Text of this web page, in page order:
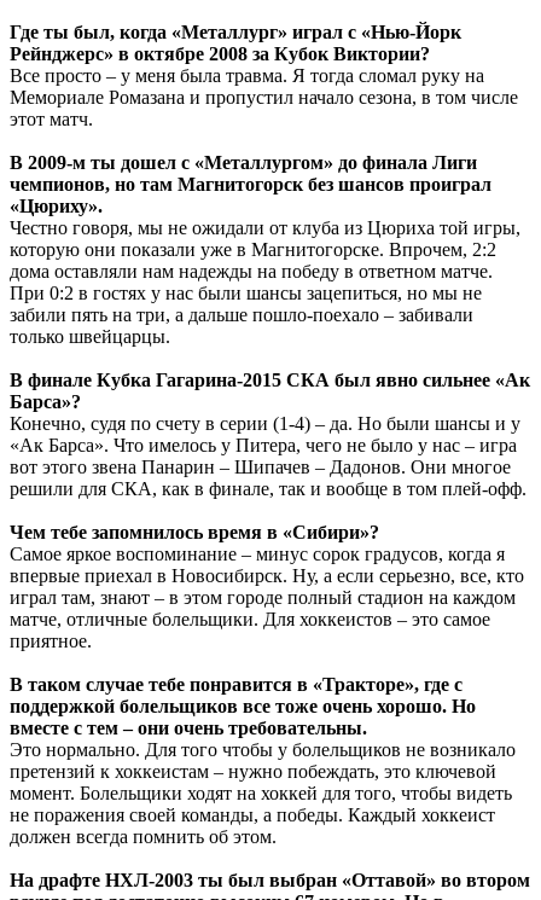
Где ты был, когда «Металлург» играл с «Нью-Йорк
Рейнджерс» в октябре 2008 за Кубок Виктории?
Все просто – у меня была травма. Я тогда сломал руку на
Мемориале Ромазана и пропустил начало сезона, в том числе
этот матч.
В 2009-м ты дошел с «Металлургом» до финала Лиги
чемпионов, но там Магнитогорск без шансов проиграл
«Цюриху».
Честно говоря, мы не ожидали от клуба из Цюриха той игры,
которую они показали уже в Магнитогорске. Впрочем, 2:2
дома оставляли нам надежды на победу в ответном матче.
При 0:2 в гостях у нас были шансы зацепиться, но мы не
забили пять на три, а дальше пошло-поехало – забивали
только швейцарцы.
В финале Кубка Гагарина-2015 СКА был явно сильнее «Ак
Барса»?
Конечно, судя по счету в серии (1-4) – да. Но были шансы и у
«Ак Барса». Что имелось у Питера, чего не было у нас – игра
вот этого звена Панарин – Шипачев – Дадонов. Они многое
решили для СКА, как в финале, так и вообще в том плей-офф.
Чем тебе запомнилось время в «Сибири»?
Самое яркое воспоминание – минус сорок градусов, когда я
впервые приехал в Новосибирск. Ну, а если серьезно, все, кто
играл там, знают – в этом городе полный стадион на каждом
матче, отличные болельщики. Для хоккеистов – это самое
приятное.
В таком случае тебе понравится в «Тракторе», где с
поддержкой болельщиков все тоже очень хорошо. Но
вместе с тем – они очень требовательны.
Это нормально. Для того чтобы у болельщиков не возникало
претензий к хоккеистам – нужно побеждать, это ключевой
момент. Болельщики ходят на хоккей для того, чтобы видеть
не поражения своей команды, а победы. Каждый хоккеист
должен всегда помнить об этом.
На драфте НХЛ-2003 ты был выбран «Оттавой» во втором